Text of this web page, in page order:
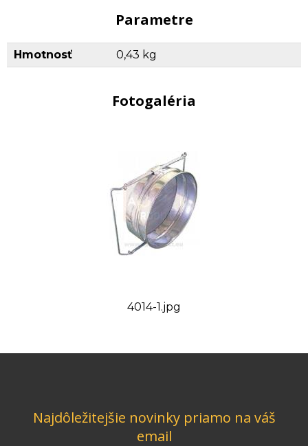
Parametre
Hmotnosť 0,43 kg
Fotogaléria
4014-1.jpg
Najdôležitejšie novinky priamo na váš
email